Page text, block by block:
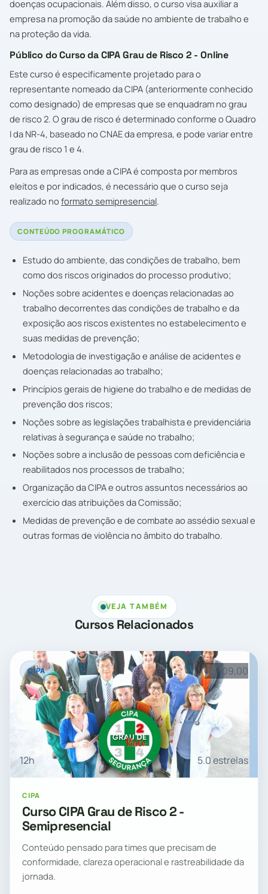
doenças ocupacionais. Além disso, o curso visa auxiliar a
empresa na promoção da saúde no ambiente de trabalho e
na proteção da vida.
Público do Curso da CIPA Grau de Risco 2 - Online
Este curso é especificamente projetado para o
representante nomeado da CIPA (anteriormente conhecido
como designado) de empresas que se enquadram no grau
de risco 2. O grau de risco é determinado conforme o Quadro
I da NR-4, baseado no CNAE da empresa, e pode variar entre
grau de risco 1 e 4.
Para as empresas onde a CIPA é composta por membros
eleitos e por indicados, é necessário que o curso seja
realizado no formato semipresencial.
CONTEÚDO PROGRAMÁTICO
Estudo do ambiente, das condições de trabalho, bem
como dos riscos originados do processo produtivo;
Noções sobre acidentes e doenças relacionadas ao
trabalho decorrentes das condições de trabalho e da
exposição aos riscos existentes no estabelecimento e
suas medidas de prevenção;
Metodologia de investigação e análise de acidentes e
doenças relacionadas ao trabalho;
Princípios gerais de higiene do trabalho e de medidas de
prevenção dos riscos;
Noções sobre as legislações trabalhista e previdenciária
relativas à segurança e saúde no trabalho;
Noções sobre a inclusão de pessoas com deficiência e
reabilitados nos processos de trabalho;
Organização da CIPA e outros assuntos necessários ao
exercício das atribuições da Comissão;
Medidas de prevenção e de combate ao assédio sexual e
outras formas de violência no âmbito do trabalho.
VEJA TAMBÉM
Cursos Relacionados
CIPA R$ 109,00
12h 5.0 estrelas
CIPA
Curso CIPA Grau de Risco 2 -
Semipresencial
Conteúdo pensado para times que precisam de
conformidade, clareza operacional e rastreabilidade da
jornada.